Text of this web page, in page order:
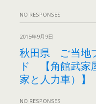
NO RESPONSES
2015年9月9日
秋田県 ご当地
ド 【角館武家
家と人力車）】
NO RESPONSES